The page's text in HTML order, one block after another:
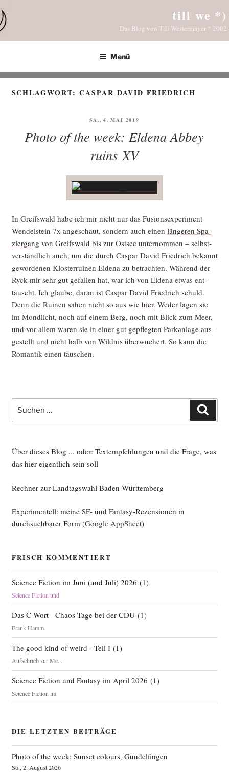
Inhalt
springen
till we *)
Das Blog von Till Westermayer * 2002
Menü
SCHLAGWORT:CASPAR DAVID FRIEDRICH
VERÖFFENTLICHT
SA., 4. MAI 2019
Photo of the week: Eldena Abbey
ruins XV
In Greifs­wald habe ich mir nicht nur das Fusi­ons­expe­ri­ment
Wen­del­stein 7x ange­schaut, son­dern auch einen län­ge­ren Spa­
zier­gang von Greifs­wald bis zur Ost­see unter­nom­men – selbst­
ver­ständ­lich auch, um die durch Cas­par David Fried­rich bekannt
gewor­de­nen Klos­ter­rui­nen Elde­na zu betrach­ten. Wäh­rend der
Ryck mir sehr gut gefal­len hat, war ich von Elde­na etwas ent­
täuscht. Ich glau­be, dar­an ist Cas­par David Fried­rich schuld.
Denn die Rui­nen sahen nicht so aus wie hier. Weder lagen sie
im Mond­licht, noch auf einem Berg, noch mit Blick zum Meer,
und vor allem waren sie in einer gut gepfleg­ten Park­an­la­ge aus­
ge­stellt und nicht halb von Wild­nis über­wu­chert. So kann die
Roman­tik einen täuschen.
nach:
Über dieses Blog ... oder: Textempfehlungen und die Frage, was
das hier eigentlich sein soll
Rechner zur Landtagswahl Baden-Württemberg
Experimentell: meine SF- und Fantasy-Rezensionen in
durchsuchbarer Form(Google AppSheet)
FRISCH KOMMENTIERT
Science Fiction im Juni (und Juli) 2026 (1)
Science Fiction und
Das C-Wort - Chaos-Tage bei der CDU(1)
Frank Hamm
The good kind of weird - Teil I(1)
Aufschrieb zur Me...
Science Fiction und Fantasy im April 2026 (1)
Science Fiction im
DIE LETZTEN BEITRÄGE
Photo of the week: Sunset colours, Gundelfingen
So., 2. August 2026